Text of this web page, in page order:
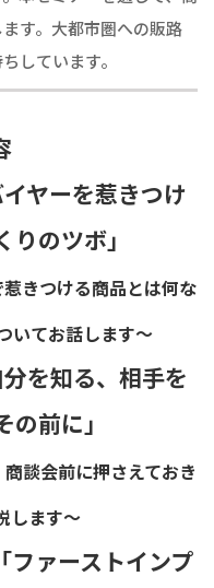
す。大都市圏への販路
しています。
ヤーを惹きつけ
のツボ」
きつける商品とは何な
いてお話します～
を知る、相手を
前に」
談会前に押さえておき
します～
ァーストインプ